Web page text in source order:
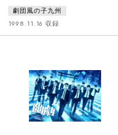
んでいました。人間の母と魔界の
王の間に生まれた少女シイラは木
の精ガワンと共に、この森を守っ
『輝きの泉』が赤く染まりまし
た。それは、恐ろしい伝説の『竜
のとぶ冬』がくる前兆です。さ
て、シイラは『竜のとぶ冬』をく
いとめることが出来るのか……？
劇団風の子九州
1998.11.16 収録